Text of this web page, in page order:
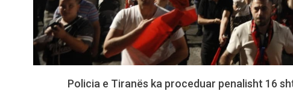
Policia e Tiranës ka proceduar penalisht 16